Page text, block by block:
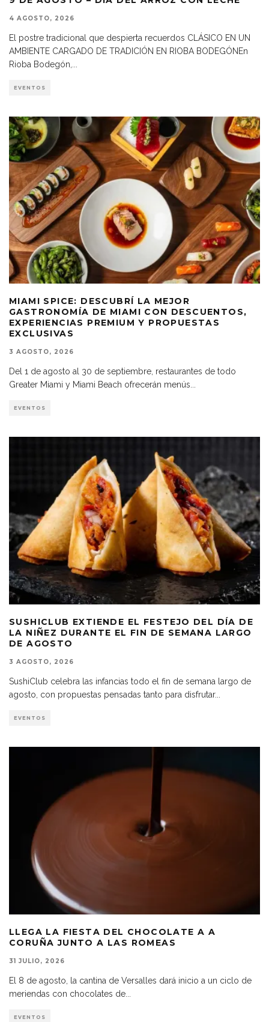
4 AGOSTO, 2026
El postre tradicional que despierta recuerdos CLÁSICO EN UN
AMBIENTE CARGADO DE TRADICIÓN EN RIOBA BODEGÓNEn
Rioba Bodegón,
EVENTOS
MIAMI SPICE: DESCUBRÍ LA MEJOR
GASTRONOMÍA DE MIAMI CON DESCUENTOS,
EXPERIENCIAS PREMIUM Y PROPUESTAS
EXCLUSIVAS
3 AGOSTO, 2026
Del 1 de agosto al 30 de septiembre, restaurantes de todo
Greater Miami y Miami Beach ofrecerán menús...
EVENTOS
SUSHICLUB EXTIENDE EL FESTEJO DEL DÍA DE
LA NIÑEZ DURANTE EL FIN DE SEMANA LARGO
DE AGOSTO
3 AGOSTO, 2026
SushiClub celebra las infancias todo el fin de semana largo de
agosto, con propuestas pensadas tanto para disfrutar...
EVENTOS
LLEGA LA FIESTA DEL CHOCOLATE A A
CORUÑA JUNTO A LAS ROMEAS
31 JULIO, 2026
El 8 de agosto, la cantina de Versalles dará inicio a un ciclo de
meriendas con chocolates de
EVENTOS